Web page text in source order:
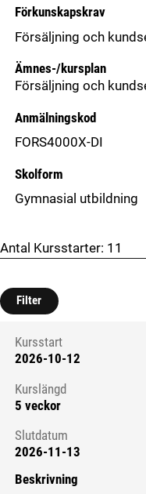
Förkunskapskrav
Försäljning och
Ämnes-/kursplan
Försäljning och
Anmälningskod
FORS4000X-DI
Skolform
Gymnasial utbildning
Antal Kursstarter: 11
Filter
Kursstart 6212302
Kursstart
2026-10-12
Kurslängd
5 veckor
Slutdatum
2026-11-13
Beskrivning